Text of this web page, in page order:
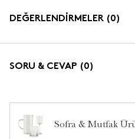
DEĞERLENDİRMELER (0)
SORU & CEVAP (0)
Sofra & Mutfak